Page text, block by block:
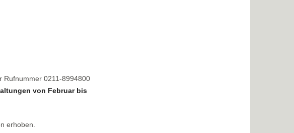
Rufnummer 0211-8994800
von Februar bis
erhoben.